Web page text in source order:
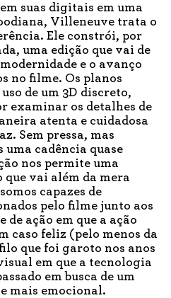
suas digitais em uma
Villeneuve trata o
Ele constrói, por
uma edição que vai de
e o avanço
no filme. Os planos
de um 3D discreto,
examinar os detalhes de
atenta e cuidadosa
Sem pressa, mas
cadência quase
nos permite uma
que vai além da mera
capazes de
pelo filme junto aos
de ação em que a ação
caso feliz (pelo menos da
que foi garoto nos anos
em que a tecnologia
em busca de um
mais emocional.